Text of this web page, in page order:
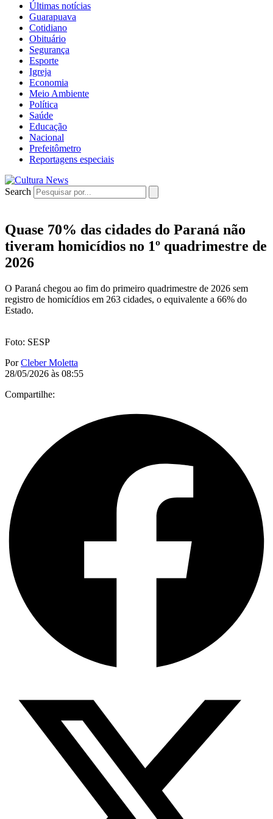
Últimas notícias
Guarapuava
Cotidiano
Obituário
Segurança
Esporte
Igreja
Economia
Meio Ambiente
Política
Saúde
Educação
Nacional
Prefeitômetro
Reportagens especiais
Search
Quase 70% das cidades do Paraná não
tiveram homicídios no 1º quadrimestre de
2026
O Paraná chegou ao fim do primeiro quadrimestre de 2026 sem
registro de homicídios em 263 cidades, o equivalente a 66% do
Estado.
Foto: SESP
PorCleber Moletta
28/05/2026 às 08:55
Compartilhe: